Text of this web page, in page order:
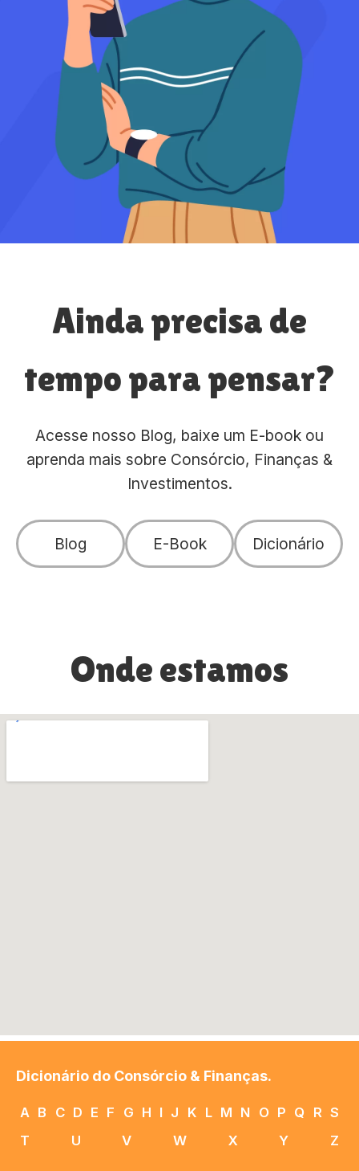
Ainda precisa de
tempo para pensar?
Acesse nosso Blog, baixe um E-book ou
aprenda mais sobre Consórcio, Finanças &
Investimentos.
Blog E-Book Dicionário
Onde estamos
Dicionário do Consórcio & Finanças.
A B C D E F G H I J K L M N O P Q R S
T
U V W X Y Z